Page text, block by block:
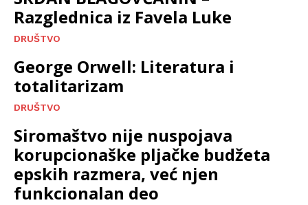
Razglednica iz Favela Luke
DRUŠTVO
George Orwell: Literatura i
totalitarizam
DRUŠTVO
Siromaštvo nije nuspojava
korupcionaške pljačke budžeta
epskih razmera, već njen
funkcionalan deo